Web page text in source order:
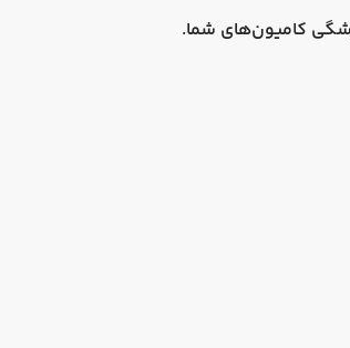
کامیون‌های شما.